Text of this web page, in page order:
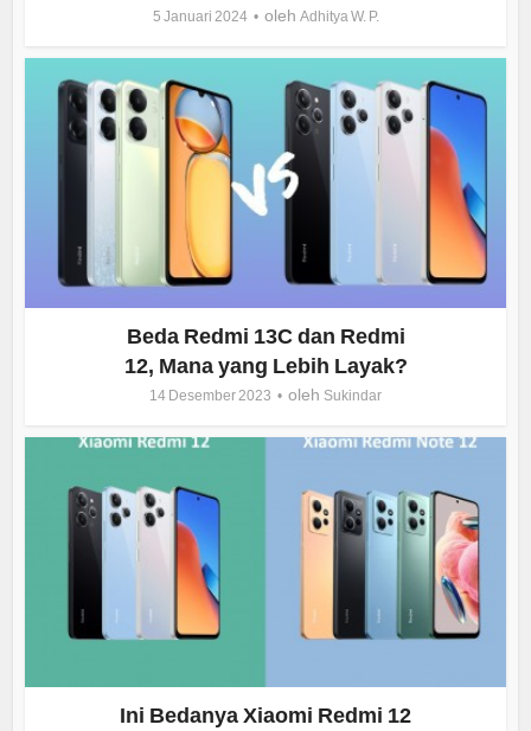
5 Januari 2024 oleh Adhitya W. P.
Beda Redmi 13C dan Redmi
12, Mana yang Lebih Layak?
14 Desember 2023 oleh Sukindar
Ini Bedanya Xiaomi Redmi 12